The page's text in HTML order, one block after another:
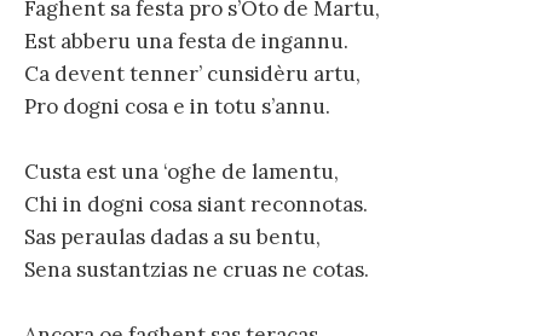
Faghent sa festa pro s’Oto de Martu,
Est abberu una festa de ingannu.
Ca devent tenner’ cunsidèru artu,
Pro dogni cosa e in totu s’annu.
Custa est una ‘oghe de lamentu,
Chi in dogni cosa siant reconnotas.
Sas peraulas dadas a su bentu,
Sena sustantzias ne cruas ne cotas.